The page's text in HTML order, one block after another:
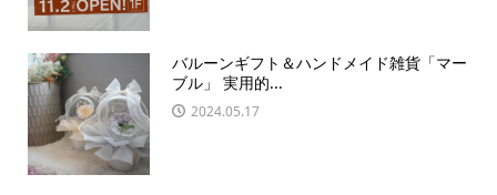
バルーンギフト＆ハンドメイド雑貨「マー
ブル」 実用的...
2024.05.17